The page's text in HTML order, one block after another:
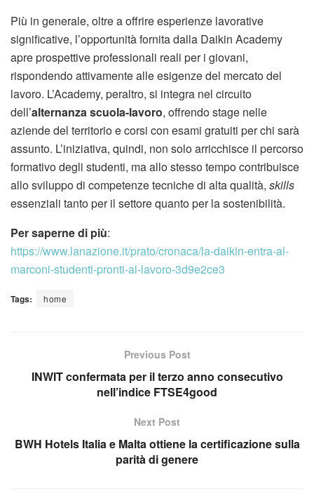
Più in generale, oltre a offrire esperienze lavorative
significative, l’opportunità fornita dalla Daikin Academy
apre prospettive professionali reali per i giovani,
rispondendo attivamente alle esigenze del mercato del
lavoro. L’Academy, peraltro, si integra nel circuito
dell’alternanza scuola-lavoro, offrendo stage nelle
aziende del territorio e corsi con esami gratuiti per chi sarà
assunto. L’iniziativa, quindi, non solo arricchisce il percorso
formativo degli studenti, ma allo stesso tempo contribuisce
allo sviluppo di competenze tecniche di alta qualità, skills
essenziali tanto per il settore quanto per la sostenibilità.
Per saperne di più:
https://www.lanazione.it/prato/cronaca/la-daikin-entra-al-
marconi-studenti-pronti-al-lavoro-3d9e2ce3
Tags: home
Previous Post
INWIT confermata per il terzo anno consecutivo
nell’indice FTSE4good
Next Post
BWH Hotels Italia e Malta ottiene la certificazione sulla
parità di genere